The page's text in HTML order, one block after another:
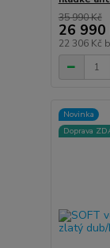
35 990 Kč
26 990
22 306 Kč
Novinka
Doprava